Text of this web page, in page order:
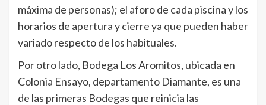
máxima de personas); el aforo de cada piscina y los
horarios de apertura y cierre ya que pueden haber
variado respecto de los habituales.
Por otro lado, Bodega Los Aromitos, ubicada en
Colonia Ensayo, departamento Diamante, es una
de las primeras Bodegas que reinicia las